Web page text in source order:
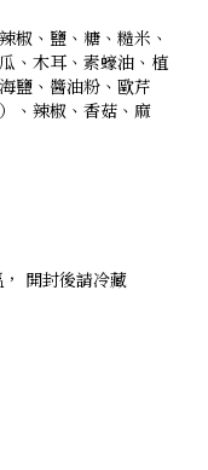
椒、鹽、糖、糙米、
、木耳、素蠔油、植
鹽、醬油粉、歐芹
、辣椒、香菇、麻
開封後請冷藏